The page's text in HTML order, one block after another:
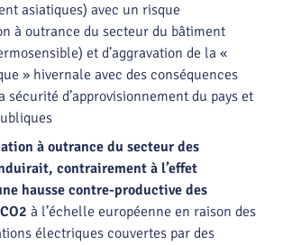
asiatiques) avec un risque
à outrance du secteur du bâtiment
et d’aggravation de la «
» hivernale avec des conséquences
sécurité d’approvisionnement du pays et
à outrance du secteur des
contrairement à l’effet
hausse contre-productive des
à l’échelle européenne en raison des
électriques couvertes par des